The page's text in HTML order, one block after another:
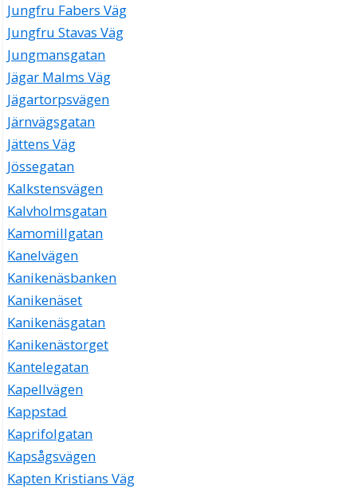
Jungfru Fabers Väg
Jungfru Stavas Väg
Jungmansgatan
Jägar Malms Väg
Jägartorpsvägen
Järnvägsgatan
Jättens Väg
Jössegatan
Kalkstensvägen
Kalvholmsgatan
Kamomillgatan
Kanelvägen
Kanikenäsbanken
Kanikenäset
Kanikenäsgatan
Kanikenästorget
Kantelegatan
Kapellvägen
Kappstad
Kaprifolgatan
Kapsågsvägen
Kapten Kristians Väg